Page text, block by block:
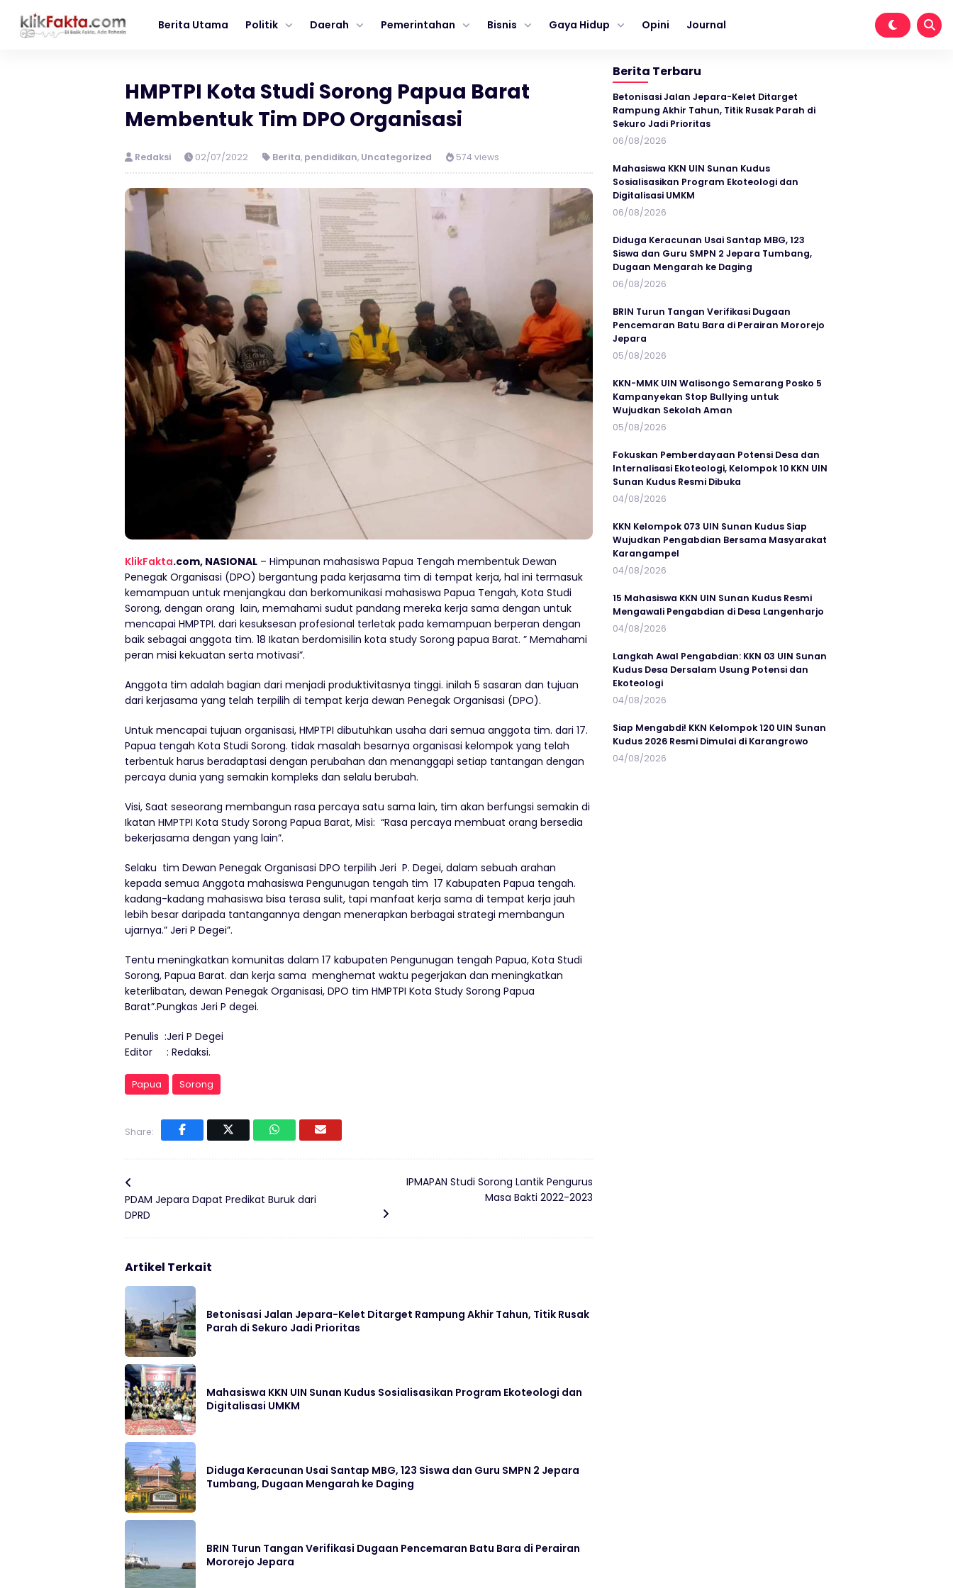
Berita Utama Politik Daerah Pemerintahan Bisnis Gaya Hidup Opini Journal
HMPTPI Kota Studi Sorong Papua Barat
Membentuk Tim DPO Organisasi
Redaksi 02/07/2022 Berita, pendidikan, Uncategorized 574 views
KlikFakta.com, NASIONAL – Himpunan mahasiswa Papua Tengah membentuk Dewan
Penegak Organisasi (DPO) bergantung pada kerjasama tim di tempat kerja, hal ini termasuk
kemampuan untuk menjangkau dan berkomunikasi mahasiswa Papua Tengah, Kota Studi
Sorong, dengan orang lain, memahami sudut pandang mereka kerja sama dengan untuk
mencapai HMPTPI. dari kesuksesan profesional terletak pada kemampuan berperan dengan
baik sebagai anggota tim. 18 Ikatan berdomisilin kota study Sorong papua Barat. ” Memahami
peran misi kekuatan serta motivasi”.
Anggota tim adalah bagian dari menjadi produktivitasnya tinggi. inilah 5 sasaran dan tujuan
dari kerjasama yang telah terpilih di tempat kerja dewan Penegak Organisasi (DPO).
Untuk mencapai tujuan organisasi, HMPTPI dibutuhkan usaha dari semua anggota tim. dari 17.
Papua tengah Kota Studi Sorong. tidak masalah besarnya organisasi kelompok yang telah
terbentuk harus beradaptasi dengan perubahan dan menanggapi setiap tantangan dengan
percaya dunia yang semakin kompleks dan selalu berubah.
Visi, Saat seseorang membangun rasa percaya satu sama lain, tim akan berfungsi semakin di
Ikatan HMPTPI Kota Study Sorong Papua Barat, Misi: “Rasa percaya membuat orang bersedia
bekerjasama dengan yang lain”.
Selaku tim Dewan Penegak Organisasi DPO terpilih Jeri P. Degei, dalam sebuah arahan
kepada semua Anggota mahasiswa Pengunugan tengah tim 17 Kabupaten Papua tengah.
kadang-kadang mahasiswa bisa terasa sulit, tapi manfaat kerja sama di tempat kerja jauh
lebih besar daripada tantangannya dengan menerapkan berbagai strategi membangun
ujarnya.” Jeri P Degei”.
Tentu meningkatkan komunitas dalam 17 kabupaten Pengunugan tengah Papua, Kota Studi
Sorong, Papua Barat. dan kerja sama menghemat waktu pegerjakan dan meningkatkan
keterlibatan, dewan Penegak Organisasi, DPO tim HMPTPI Kota Study Sorong Papua
Barat”.Pungkas Jeri P degei.
Penulis :Jeri P Degei
Editor : Redaksi.
Papua Sorong
Share:
PDAM Jepara Dapat Predikat Buruk dari
DPRD
IPMAPAN Studi Sorong Lantik Pengurus
Masa Bakti 2022-2023
Artikel Terkait
Betonisasi Jalan Jepara-Kelet Ditarget Rampung Akhir Tahun, Titik Rusak
Parah di Sekuro Jadi Prioritas
Mahasiswa KKN UIN Sunan Kudus Sosialisasikan Program Ekoteologi dan
Digitalisasi UMKM
Diduga Keracunan Usai Santap MBG, 123 Siswa dan Guru SMPN 2 Jepara
Tumbang, Dugaan Mengarah ke Daging
BRIN Turun Tangan Verifikasi Dugaan Pencemaran Batu Bara di Perairan
Mororejo Jepara
Berita Terbaru
Betonisasi Jalan Jepara-Kelet Ditarget
Rampung Akhir Tahun, Titik Rusak Parah di
Sekuro Jadi Prioritas
06/08/2026
Mahasiswa KKN UIN Sunan Kudus
Sosialisasikan Program Ekoteologi dan
Digitalisasi UMKM
06/08/2026
Diduga Keracunan Usai Santap MBG, 123
Siswa dan Guru SMPN 2 Jepara Tumbang,
Dugaan Mengarah ke Daging
06/08/2026
BRIN Turun Tangan Verifikasi Dugaan
Pencemaran Batu Bara di Perairan Mororejo
Jepara
05/08/2026
KKN-MMK UIN Walisongo Semarang Posko 5
Kampanyekan Stop Bullying untuk
Wujudkan Sekolah Aman
05/08/2026
Fokuskan Pemberdayaan Potensi Desa dan
Internalisasi Ekoteologi, Kelompok 10 KKN UIN
Sunan Kudus Resmi Dibuka
04/08/2026
KKN Kelompok 073 UIN Sunan Kudus Siap
Wujudkan Pengabdian Bersama Masyarakat
Karangampel
04/08/2026
15 Mahasiswa KKN UIN Sunan Kudus Resmi
Mengawali Pengabdian di Desa Langenharjo
04/08/2026
Langkah Awal Pengabdian: KKN 03 UIN Sunan
Kudus Desa Dersalam Usung Potensi dan
Ekoteologi
04/08/2026
Siap Mengabdi! KKN Kelompok 120 UIN Sunan
Kudus 2026 Resmi Dimulai di Karangrowo
04/08/2026